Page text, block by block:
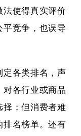
使得真实评价
竞争，也误导
各类排名，声
各行业或商品
择；但消费者难
排名榜单。还有